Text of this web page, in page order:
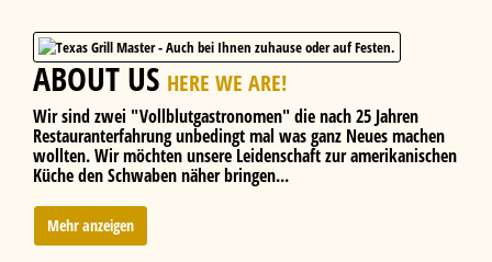
ABOUT USHERE WE ARE!
Wir sind zwei "Vollblutgastronomen" die nach 25 Jahren
Restauranterfahrung unbedingt mal was ganz Neues machen
wollten. Wir möchten unsere Leidenschaft zur amerikanischen
Küche den Schwaben näher bringen...
Mehr anzeigen